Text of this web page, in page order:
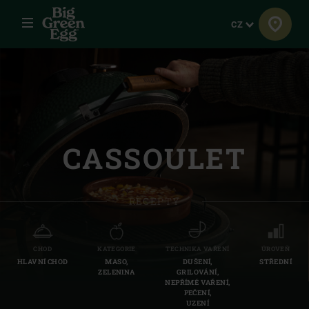
Menu Jazyk
CZ
CASSOULET
RECEPTY
CHOD
HLAVNÍ CHOD
KATEGORIE
MASO,
ZELENINA
TECHNIKA VAŘENÍ
DUŠENÍ,
GRILOVÁNÍ,
NEPŘÍMÉ VAŘENÍ,
PEČENÍ,
UZENÍ
ÚROVEŇ
STŘEDNÍ